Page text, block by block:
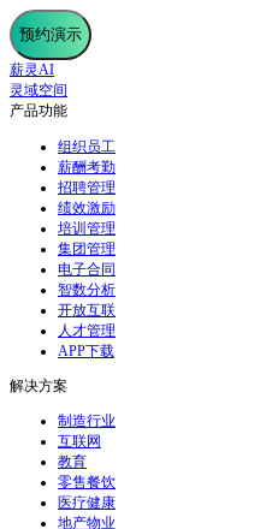
预约演示
薪灵AI
灵域空间
产品功能
组织员工
薪酬考勤
招聘管理
绩效激励
培训管理
集团管理
电子合同
智数分析
开放互联
人才管理
APP下载
解决方案
制造行业
互联网
教育
零售餐饮
医疗健康
地产物业